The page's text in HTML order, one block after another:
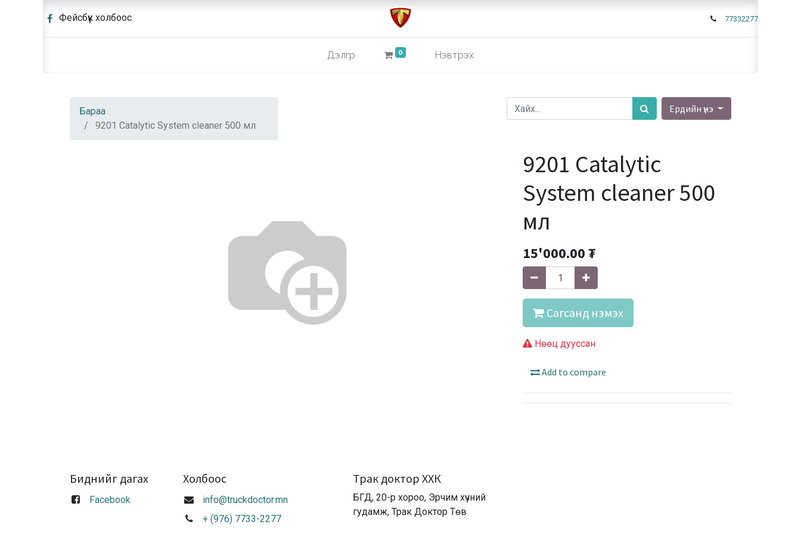
Фейсбүүк холбоос 77332277
Дэлгүүр 0 Нэвтрэх
Бараа
9201 Catalytic System cleaner 500 мл
Ердийн үнэ
9201 Catalytic
System cleaner 500
мл
15'000.00₮
Сагсанд нэмэх
Нөөц дууссан
Add to compare
Биднийг дагах
Facebook
Холбоос
info@truckdoctor.mn
+ (976) 7733-2277
Трак доктор ХХК
БГД, 20-р хороо, Эрчим хүчний
гудамж, Трак Доктор Төв